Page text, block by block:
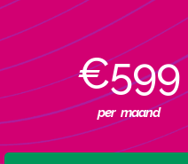
€599
per maand